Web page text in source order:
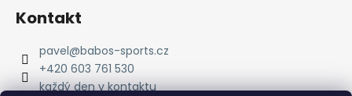
Kontakt
pavel@babos-sports.cz
+420 603 761 530
každý den v kontaktu